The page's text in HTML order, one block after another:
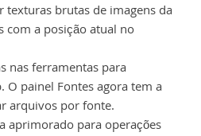
texturas brutas de imagens da
com a posição atual no
nas ferramentas para
O painel Fontes agora tem a
arquivos por fonte.
aprimorado para operações